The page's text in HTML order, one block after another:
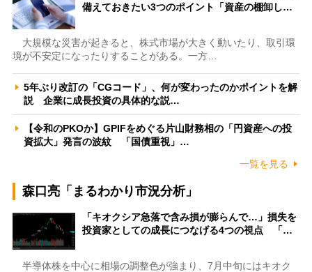
備えておきたい3つのポイント「資産の棚卸し…
大規模な災害が起きると、株式市場が大きく動いたり、取引環
境が不安定になったりすることがある。一方…
5年ぶり改訂の「CGコード」、何が変わったのかポイントを解
説 企業に成長投資の具体的な説…
【令和のPKOか】GPIFをめぐる片山財務相の「円資産への投
資拡大」発言の波紋 「国債重視」…
一覧を見る
森口亮「まるわかり市況分析」
「キオクシア急落で含み損が膨らんで…」損失を
投資家としての成長につなげる4つの視点 「…
半導体株を中心に相場の調整色が強まり、7月中旬にはキオク